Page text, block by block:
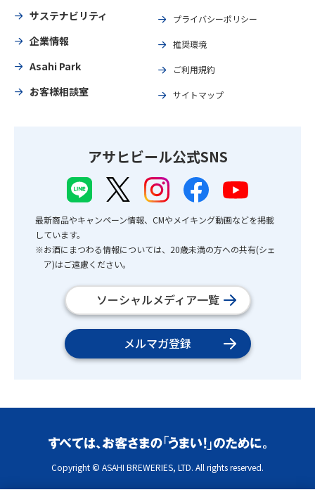
サステナビリティ
企業情報
Asahi Park
お客様相談室
プライバシーポリシー
推奨環境
ご利用規約
サイトマップ
アサヒビール公式SNS
最新商品やキャンペーン情報、CMやメイキング動画などを掲載
しています。
※お酒にまつわる情報については、20歳未満の方への共有(シェ
ア)はご遠慮ください。
ソーシャルメディア一覧
メルマガ登録
Copyright © ASAHI BREWERIES, LTD. All rights reserved.